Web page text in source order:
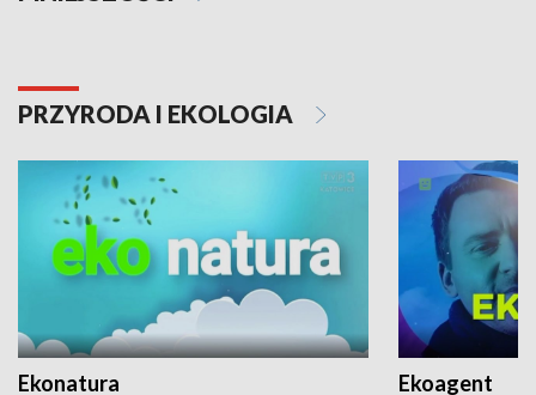
PRZYRODA I EKOLOGIA
Ekonatura Ekoagent